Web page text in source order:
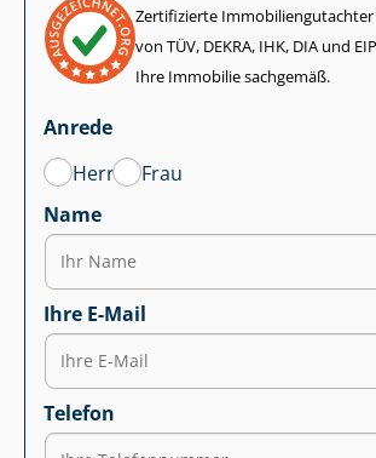
Zertifizierte Im­mo­bi­li­en­gut­ach­ter
von TÜV, DEKRA, IHK, DIA und
Ihre Immobilie sachgemäß.
Anrede
Herr
Frau
Name
Ihre E-Mail
Telefon